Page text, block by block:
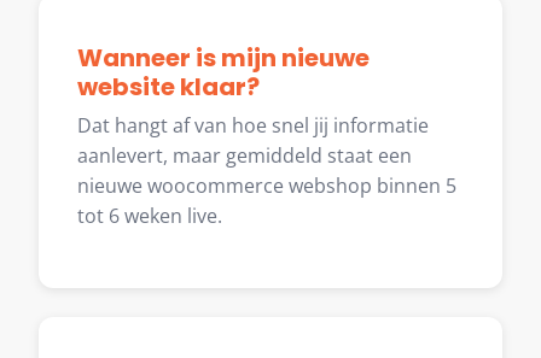
Wanneer is mijn nieuwe
website klaar?
Dat hangt af van hoe snel jij informatie
aanlevert, maar gemiddeld staat een
nieuwe woocommerce webshop binnen 5
tot 6 weken live.